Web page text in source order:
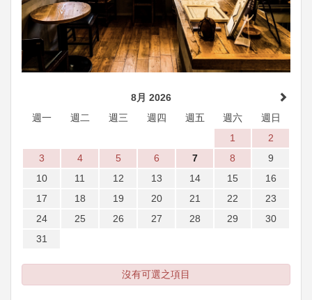
8月 2026
週一
週二 週三 週四 週五 週六
週日
1
2
3
4 5 6 7 8
9
10
11 12 13 14 15
16
17
18 19 20 21 22
23
24
25 26 27 28 29
30
31
沒有可選之項目